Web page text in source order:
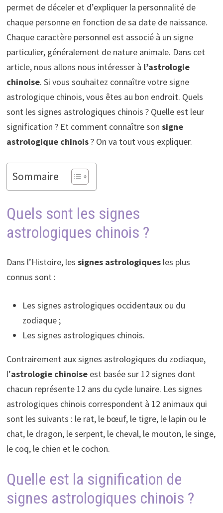
permet de déceler et d’expliquer la personnalité de
chaque personne en fonction de sa date de naissance.
Chaque caractère personnel est associé à un signe
particulier, généralement de nature animale. Dans cet
article, nous allons nous intéresser à l’astrologie
chinoise. Si vous souhaitez connaître votre signe
astrologique chinois, vous êtes au bon endroit. Quels
sont les signes astrologiques chinois ? Quelle est leur
signification ? Et comment connaître son signe
astrologique chinois? On va tout vous expliquer.
Sommaire
Quels sont les signes
astrologiques chinois ?
Dans l’Histoire, les signes astrologiquesles plus
connus sont :
Les signes astrologiques occidentaux ou du
zodiaque ;
Les signes astrologiques chinois.
Contrairement aux signes astrologiques du zodiaque,
l’astrologie chinoiseest basée sur 12 signes dont
chacun représente 12 ans du cycle lunaire. Les signes
astrologiques chinois correspondent à 12 animaux qui
sont les suivants : le rat, le bœuf, le tigre, le lapin ou le
chat, le dragon, le serpent, le cheval, le mouton, le singe,
le coq, le chien et le cochon.
Quelle est la signification de
signes astrologiques chinois ?